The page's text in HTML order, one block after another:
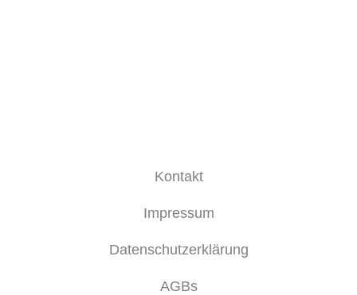
Kontakt
Impressum
Datenschutzerklärung
AGBs